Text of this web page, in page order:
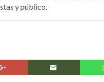
y público.